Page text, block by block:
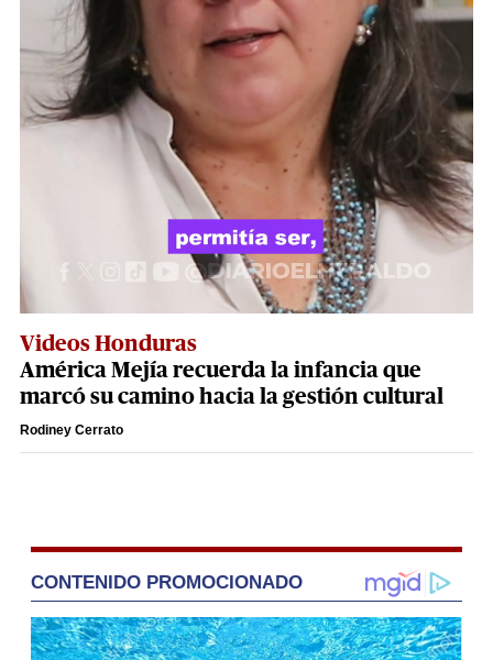
Videos Honduras
América Mejía recuerda la infancia que
marcó su camino hacia la gestión cultural
Rodiney Cerrato
CONTENIDO PROMOCIONADO